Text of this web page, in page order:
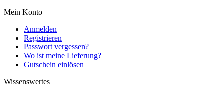
Mein Konto
Anmelden
Registrieren
Passwort vergessen?
Wo ist meine Lieferung?
Gutschein einlösen
Wissenswertes